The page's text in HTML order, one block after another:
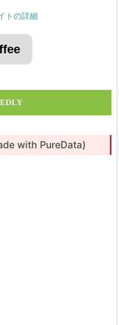
トの詳細
with PureData)